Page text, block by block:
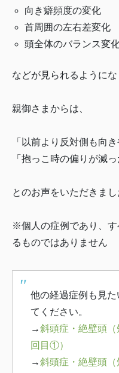
向き癖頻度の変化
首周囲の左右差変化
頭全体のバランス変
などが見られるようにな
親御さまからは、
「以前より反対側も向き
「抱っこ時の偏りが減っ
とのお声をいただきまし
※個人の症例であり、
るものではありません
他の経過症例も見
てください。
→斜頭症・絶壁頭
回目①）
→斜頭症・絶壁頭